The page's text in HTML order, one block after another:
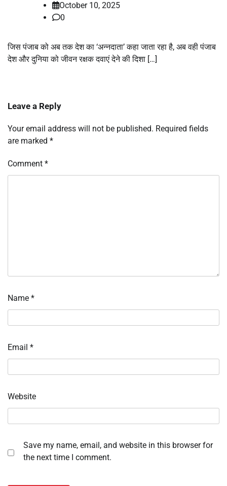
October 10, 2025
0
जिस पंजाब को अब तक देश का ‘अन्नदाता’ कहा जाता रहा है, अब वही पंजाब
देश और दुनिया को जीवन रक्षक दवाएं देने की दिशा […]
Leave a Reply
Your email address will not be published. Required fields
are marked *
Comment *
Name *
Email *
Website
Save my name, email, and website in this browser for
the next time I comment.